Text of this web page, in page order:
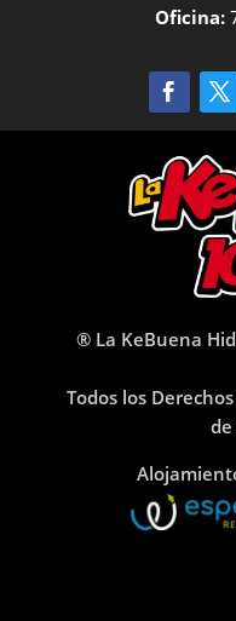
Oficina:
® La KeBuena
Todos los
de